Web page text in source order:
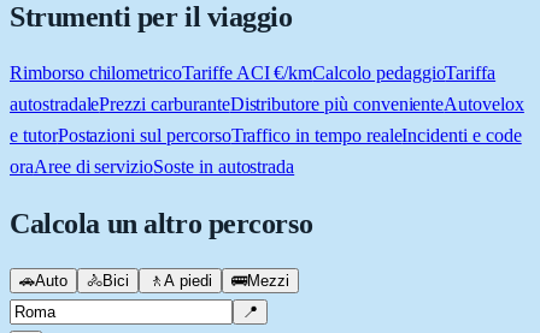
Strumenti per il viaggio
Rimborso chilometricoTariffe ACI €/kmCalcolo pedaggioTariffa
autostradalePrezzi carburanteDistributore più convenienteAutovelox
e tutorPostazioni sul percorsoTraffico in tempo realeIncidenti e code
oraAree di servizioSoste in autostrada
Calcola un altro percorso
🚗Auto 🚴Bici 🚶 A piedi 🚌Mezzi
📍